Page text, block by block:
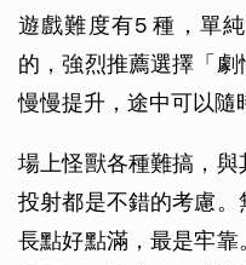
遊戲難度有5 種，單
的，強烈推薦選擇「
慢慢提升，途中可以隨
場上怪獸各種難搞，
投射都是不錯的考慮
長點好點滿，最是牢